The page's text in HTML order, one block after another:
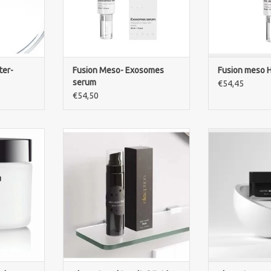
doffe, beschadigde of rijpere
TOEVOEGEN AAN WINKELWAGEN
Fusion Meso- Exosomes
serum
€54,50
Fusion meso
€54,45
die de
helpt
de huid
Kalmerend serum voor gevoelige
en rode huid. Vermindert
roodheid, hydrateert intensief en
ondersteunt herstel van de
huidbarrière.
TOEVOEGEN AAN WINKELWAGEN
Ekseption
stralende,
TOEVOEGEN